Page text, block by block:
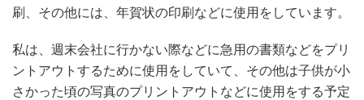
刷、その他には、年賀状の印刷などに使用をしています。
私は、週末会社に行かない際などに急用の書類などをプリ
ントアウトするために使用をしていて、その他は子供が小
さかった頃の写真のプリントアウトなどに使用をする予定